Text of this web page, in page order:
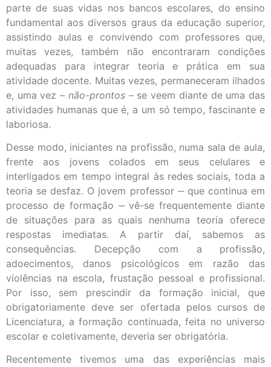
parte de suas vidas nos bancos escolares, do ensino
fundamental aos diversos graus da educação superior,
assistindo aulas e convivendo com professores que,
muitas vezes, também não encontraram condições
adequadas para integrar teoria e prática em sua
atividade docente. Muitas vezes, permaneceram ilhados
e, uma vez – não-prontos– se veem diante de uma das
atividades humanas que é, a um só tempo, fascinante e
laboriosa.
Desse modo, iniciantes na profissão, numa sala de aula,
frente aos jovens colados em seus celulares e
interligados em tempo integral às redes sociais, toda a
teoria se desfaz. O jovem professor ‒ que continua em
processo de formação ‒ vê-se frequentemente diante
de situações para as quais nenhuma teoria oferece
respostas imediatas. A partir daí, sabemos as
consequências. Decepção com a profissão,
adoecimentos, danos psicológicos em razão das
violências na escola, frustação pessoal e profissional.
Por isso, sem prescindir da formação inicial, que
obrigatoriamente deve ser ofertada pelos cursos de
Licenciatura, a formação continuada, feita no universo
escolar e coletivamente, deveria ser obrigatória.
Recentemente tivemos uma das experiências mais